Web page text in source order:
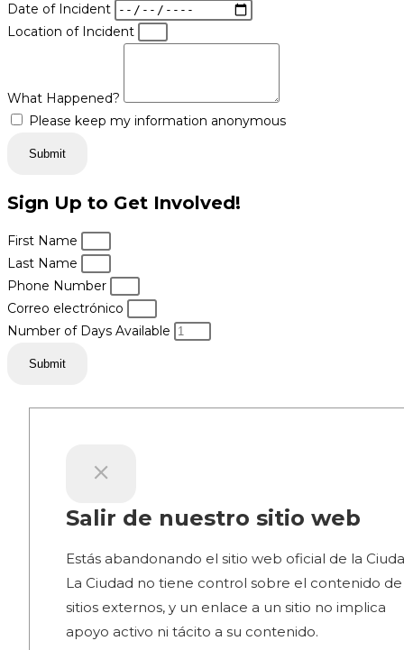
Date of Incident
Location of Incident
What Happened?
Please keep my information anonymous
Submit
Sign Up to Get Involved!
First Name
Last Name
Phone Number
Correo electrónico
Number of Days Available
Submit
Salir de nuestro sitio web
Estás abandonando el sitio web oficial de la
La Ciudad no tiene control sobre el contenido de
sitios externos, y un enlace a un sitio no implica
apoyo activo ni tácito a su contenido.